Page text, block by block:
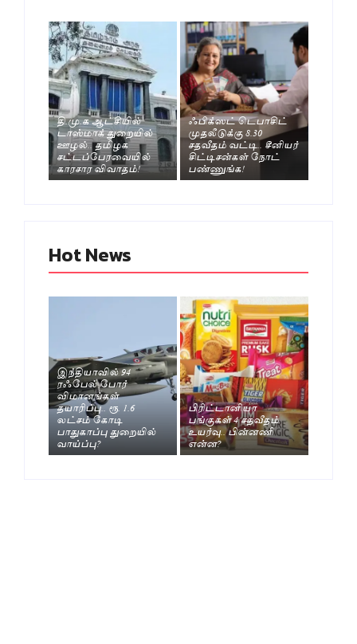
தி.மு.க ஆட்சியில்
டாஸ்மாக் துறையில்
ஊழல்.. தமிழக
சட்டப்பேரவையில்
காரசார விவாதம்!
ஃபிக்ஸட் டெபாசிட்
முதலீடுக்கு 8.30
சதவீதம் வட்டி.. சீனியர்
சிட்டிசன்கள் நோட்
பண்ணுங்க!
Hot News
இந்தியாவில் 94
ரஃபேல் போர்
விமானங்கள்
தயாரிப்பு.. ரூ. 1.6
லட்சம் கோடி
பாதுகாப்பு துறையில்
வாய்ப்பு?
பிரிட்டானியா
பங்குகள் 4 சதவீதம்
உயர்வு.. பின்னணி
என்ன?